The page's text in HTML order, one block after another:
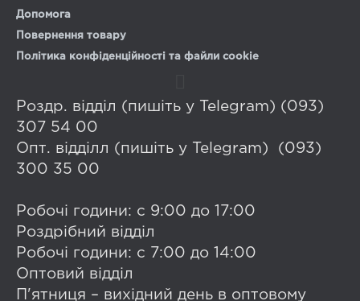
Допомога
Повернення товару
Політика конфіденційності та файли cookie
Роздр. відділ (пишіть у Telegram) (093)
307 54 00
Опт. відділл (пишіть у Telegram) (093)
300 35 00
Робочі години: с 9:00 до 17:00
Роздрібний відділ
Робочі години: с 7:00 до 14:00
Оптовий відділ
П'ятниця – вихідний день в оптовому